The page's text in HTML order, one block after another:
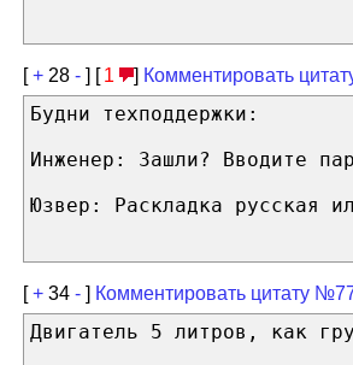
[+ 28 - ] [ 1 ] Комментировать
Будни техподдержки:
Инженер: Зашли? Вводите
Юзвер: Раскладка русская
[+ 34 - ] Комментировать цитату
Двигатель 5 литров, как